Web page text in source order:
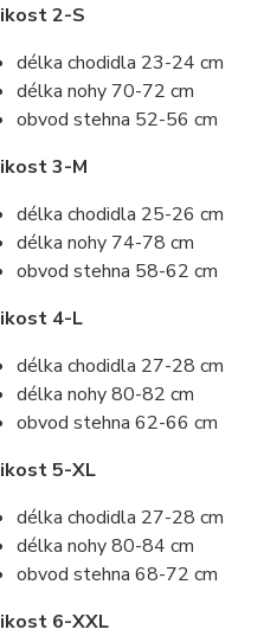
2-S
délka chodidla 23-24 cm
délka nohy 70-72 cm
obvod stehna 52-56 cm
3-M
délka chodidla 25-26 cm
délka nohy 74-78 cm
obvod stehna 58-62 cm
4-L
délka chodidla 27-28 cm
délka nohy 80-82 cm
obvod stehna 62-66 cm
5-XL
délka chodidla 27-28 cm
délka nohy 80-84 cm
obvod stehna 68-72 cm
6-XXL